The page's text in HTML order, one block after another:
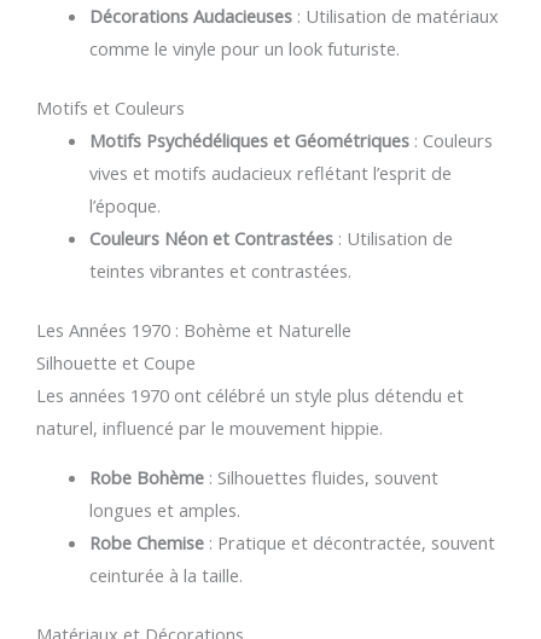
Décorations Audacieuses: Utilisation de matériaux
comme le vinyle pour un look futuriste.
Motifs et Couleurs
Motifs Psychédéliques et Géométriques: Couleurs
vives et motifs audacieux reflétant l’esprit de
l’époque.
Couleurs Néon et Contrastées: Utilisation de
teintes vibrantes et contrastées.
Les Années 1970 : Bohème et Naturelle
Silhouette et Coupe
Les années 1970 ont célébré un style plus détendu et
naturel, influencé par le mouvement hippie.
Robe Bohème: Silhouettes fluides, souvent
longues et amples.
Robe Chemise: Pratique et décontractée, souvent
ceinturée à la taille.